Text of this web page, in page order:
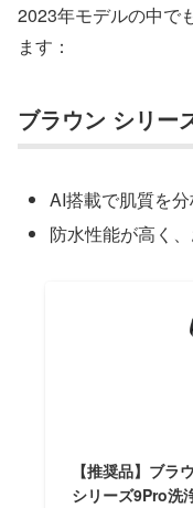
2023年モデルの中で
ます：
ブラウン シリー
AI搭載で肌質を
防水性能が高く
【推奨品】ブラ
シリーズ9Pro洗